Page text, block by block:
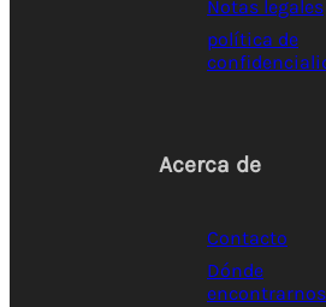
Notas legales
política de
Acerca de
Contacto
Dónde